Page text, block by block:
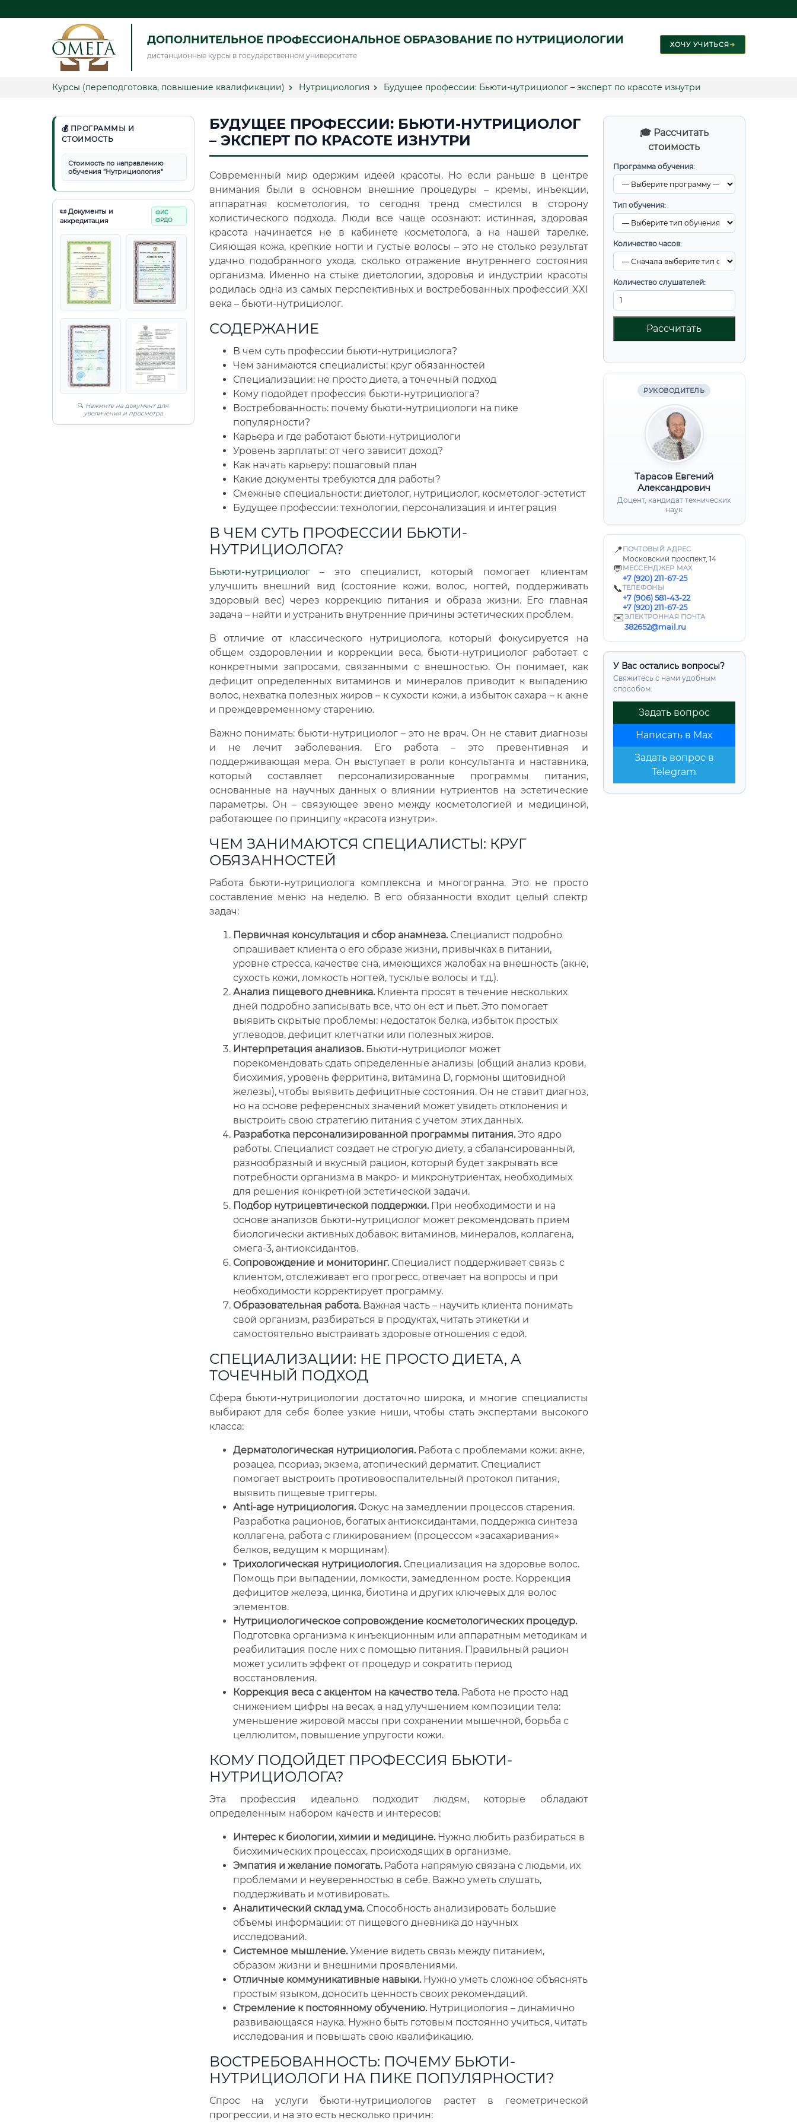
ДОПОЛНИТЕЛЬНОЕ ПРОФЕССИОНАЛЬНОЕ ОБРАЗОВАНИЕ ПО НУТРИЦИОЛОГИИ
дистанционные курсы в государственном университете
ХОЧУ УЧИТЬСЯ➜
Курсы (переподготовка, повышение квалификации) Нутрициология Будущее профессии: Бьюти-нутрициолог – эксперт по красоте изнутри
💰 ПРОГРАММЫ И
СТОИМОСТЬ
Стоимость по направлению
обучения "Нутрициология"
📜 Документы и
аккредитация
ФИС
ФРДО
🔍 Нажмите на документ для
увеличения и просмотра
🎓 Рассчитать
стоимость
Программа обучения:
Тип обучения:
Количество часов:
Количество слушателей:
Рассчитать
РУКОВОДИТЕЛЬ
Тарасов Евгений
Александрович
Доцент, кандидат технических
наук
📍 ПОЧТОВЫЙ АДРЕС
Московский проспект, 14
💬 МЕССЕНДЖЕР MAX
+7 (920) 211-67-25
📞ТЕЛЕФОНЫ
+7 (906) 581-43-22
+7 (920) 211-67-25
✉️ЭЛЕКТРОННАЯ ПОЧТА
382652@mail.ru
У Вас остались вопросы?
Свяжитесь с нами удобным
способом:
Задать вопрос
Написать в Max
Задать вопрос в
Telegram
БУДУЩЕЕ ПРОФЕССИИ: БЬЮТИ-НУТРИЦИОЛОГ
– ЭКСПЕРТ ПО КРАСОТЕ ИЗНУТРИ
Современный мир одержим идеей красоты. Но если раньше в центре
внимания были в основном внешние процедуры – кремы, инъекции,
аппаратная косметология, то сегодня тренд сместился в сторону
холистического подхода. Люди все чаще осознают: истинная, здоровая
красота начинается не в кабинете косметолога, а на нашей тарелке.
Сияющая кожа, крепкие ногти и густые волосы – это не столько результат
удачно подобранного ухода, сколько отражение внутреннего состояния
организма. Именно на стыке диетологии, здоровья и индустрии красоты
родилась одна из самых перспективных и востребованных профессий XXI
века – бьюти-нутрициолог.
СОДЕРЖАНИЕ
В чем суть профессии бьюти-нутрициолога?
Чем занимаются специалисты: круг обязанностей
Специализации: не просто диета, а точечный подход
Кому подойдет профессия бьюти-нутрициолога?
Востребованность: почему бьюти-нутрициологи на пике
популярности?
Карьера и где работают бьюти-нутрициологи
Уровень зарплаты: от чего зависит доход?
Как начать карьеру: пошаговый план
Какие документы требуются для работы?
Смежные специальности: диетолог, нутрициолог, косметолог-эстетист
Будущее профессии: технологии, персонализация и интеграция
В ЧЕМ СУТЬ ПРОФЕССИИ БЬЮТИ-
НУТРИЦИОЛОГА?
Бьюти-нутрициолог– это специалист, который помогает клиентам
улучшить внешний вид (состояние кожи, волос, ногтей, поддерживать
здоровый вес) через коррекцию питания и образа жизни. Его главная
задача – найти и устранить внутренние причины эстетических проблем.
В отличие от классического нутрициолога, который фокусируется на
общем оздоровлении и коррекции веса, бьюти-нутрициолог работает с
конкретными запросами, связанными с внешностью. Он понимает, как
дефицит определенных витаминов и минералов приводит к выпадению
волос, нехватка полезных жиров – к сухости кожи, а избыток сахара – к акне
и преждевременному старению.
Важно понимать: бьюти-нутрициолог – это не врач. Он не ставит диагнозы
и не лечит заболевания. Его работа – это превентивная и
поддерживающая мера. Он выступает в роли консультанта и наставника,
который составляет персонализированные программы питания,
основанные на научных данных о влиянии нутриентов на эстетические
параметры. Он – связующее звено между косметологией и медициной,
работающее по принципу «красота изнутри».
ЧЕМ ЗАНИМАЮТСЯ СПЕЦИАЛИСТЫ: КРУГ
ОБЯЗАННОСТЕЙ
Работа бьюти-нутрициолога комплексна и многогранна. Это не просто
составление меню на неделю. В его обязанности входит целый спектр
задач:
Первичная консультация и сбор анамнеза.Специалист подробно
опрашивает клиента о его образе жизни, привычках в питании,
уровне стресса, качестве сна, имеющихся жалобах на внешность (акне,
сухость кожи, ломкость ногтей, тусклые волосы и т.д.).
Анализ пищевого дневника.Клиента просят в течение нескольких
дней подробно записывать все, что он ест и пьет. Это помогает
выявить скрытые проблемы: недостаток белка, избыток простых
углеводов, дефицит клетчатки или полезных жиров.
Интерпретация анализов.Бьюти-нутрициолог может
порекомендовать сдать определенные анализы (общий анализ крови,
биохимия, уровень ферритина, витамина D, гормоны щитовидной
железы), чтобы выявить дефицитные состояния. Он не ставит диагноз,
но на основе референсных значений может увидеть отклонения и
выстроить свою стратегию питания с учетом этих данных.
Разработка персонализированной программы питания.Это ядро
работы. Специалист создает не строгую диету, а сбалансированный,
разнообразный и вкусный рацион, который будет закрывать все
потребности организма в макро- и микронутриентах, необходимых
для решения конкретной эстетической задачи.
Подбор нутрицевтической поддержки.При необходимости и на
основе анализов бьюти-нутрициолог может рекомендовать прием
биологически активных добавок: витаминов, минералов, коллагена,
омега-3, антиоксидантов.
Сопровождение и мониторинг.Специалист поддерживает связь с
клиентом, отслеживает его прогресс, отвечает на вопросы и при
необходимости корректирует программу.
Образовательная работа.Важная часть – научить клиента понимать
свой организм, разбираться в продуктах, читать этикетки и
самостоятельно выстраивать здоровые отношения с едой.
СПЕЦИАЛИЗАЦИИ: НЕ ПРОСТО ДИЕТА, А
ТОЧЕЧНЫЙ ПОДХОД
Сфера бьюти-нутрициологии достаточно широка, и многие специалисты
выбирают для себя более узкие ниши, чтобы стать экспертами высокого
класса:
Дерматологическая нутрициология.Работа с проблемами кожи: акне,
розацеа, псориаз, экзема, атопический дерматит. Специалист
помогает выстроить противовоспалительный протокол питания,
выявить пищевые триггеры.
Anti-age нутрициология.Фокус на замедлении процессов старения.
Разработка рационов, богатых антиоксидантами, поддержка синтеза
коллагена, работа с гликированием (процессом «засахаривания»
белков, ведущим к морщинам).
Трихологическая нутрициология.Специализация на здоровье волос.
Помощь при выпадении, ломкости, замедленном росте. Коррекция
дефицитов железа, цинка, биотина и других ключевых для волос
элементов.
Нутрициологическое сопровождение косметологических процедур.
Подготовка организма к инъекционным или аппаратным методикам и
реабилитация после них с помощью питания. Правильный рацион
может усилить эффект от процедур и сократить период
восстановления.
Коррекция веса с акцентом на качество тела.Работа не просто над
снижением цифры на весах, а над улучшением композиции тела:
уменьшение жировой массы при сохранении мышечной, борьба с
целлюлитом, повышение упругости кожи.
КОМУ ПОДОЙДЕТ ПРОФЕССИЯ БЬЮТИ-
НУТРИЦИОЛОГА?
Эта профессия идеально подходит людям, которые обладают
определенным набором качеств и интересов:
Интерес к биологии, химии и медицине.Нужно любить разбираться в
биохимических процессах, происходящих в организме.
Эмпатия и желание помогать.Работа напрямую связана с людьми, их
проблемами и неуверенностью в себе. Важно уметь слушать,
поддерживать и мотивировать.
Аналитический склад ума.Способность анализировать большие
объемы информации: от пищевого дневника до научных
исследований.
Системное мышление.Умение видеть связь между питанием,
образом жизни и внешними проявлениями.
Отличные коммуникативные навыки.Нужно уметь сложное объяснять
простым языком, доносить ценность своих рекомендаций.
Стремление к постоянному обучению.Нутрициология – динамично
развивающаяся наука. Нужно быть готовым постоянно учиться, читать
исследования и повышать свою квалификацию.
ВОСТРЕБОВАННОСТЬ: ПОЧЕМУ БЬЮТИ-
НУТРИЦИОЛОГИ НА ПИКЕ ПОПУЛЯРНОСТИ?
Спрос на услуги бьюти-нутрициологов растет в геометрической
прогрессии, и на это есть несколько причин: